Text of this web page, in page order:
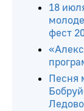
18
фест
Песня